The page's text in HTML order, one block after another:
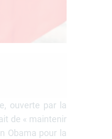
ouverte par la
de « maintenir
Obama pour la